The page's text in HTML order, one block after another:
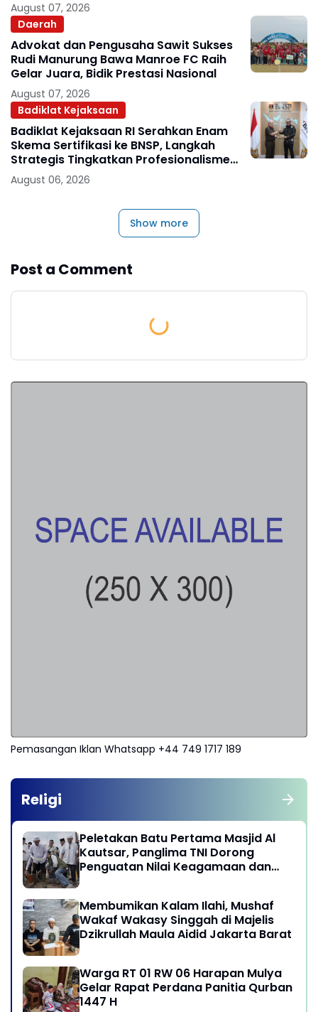
August 07, 2026
Daerah
Advokat dan Pengusaha Sawit Sukses
Rudi Manurung Bawa Manroe FC Raih
Gelar Juara, Bidik Prestasi Nasional
August 07, 2026
Badiklat Kejaksaan
Badiklat Kejaksaan RI Serahkan Enam
Skema Sertifikasi ke BNSP, Langkah
Strategis Tingkatkan Profesionalisme
Jaksa
August 06, 2026
Show more
Post a Comment
Pemasangan Iklan Whatsapp +44 749 1717 189
Religi
Peletakan Batu Pertama Masjid Al
Kautsar, Panglima TNI Dorong
Penguatan Nilai Keagamaan dan
Membumikan Kalam Ilahi, Mushaf
Wakaf Wakasy Singgah di Majelis
Dzikrullah Maula Aidid Jakarta Barat
Warga RT 01 RW 06 Harapan Mulya
Gelar Rapat Perdana Panitia Qurban
1447 H